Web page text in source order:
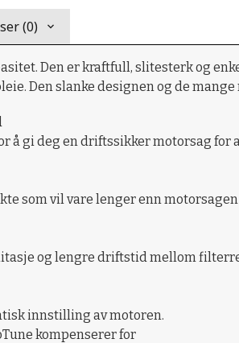
(0)
Den er kraftfull, slitesterk og
Den slanke designen og de
å gi deg en driftssikker motorsag for
som vil vare lenger enn motorsagen
og lengre driftstid mellom
innstilling av motoren.
kompenserer for